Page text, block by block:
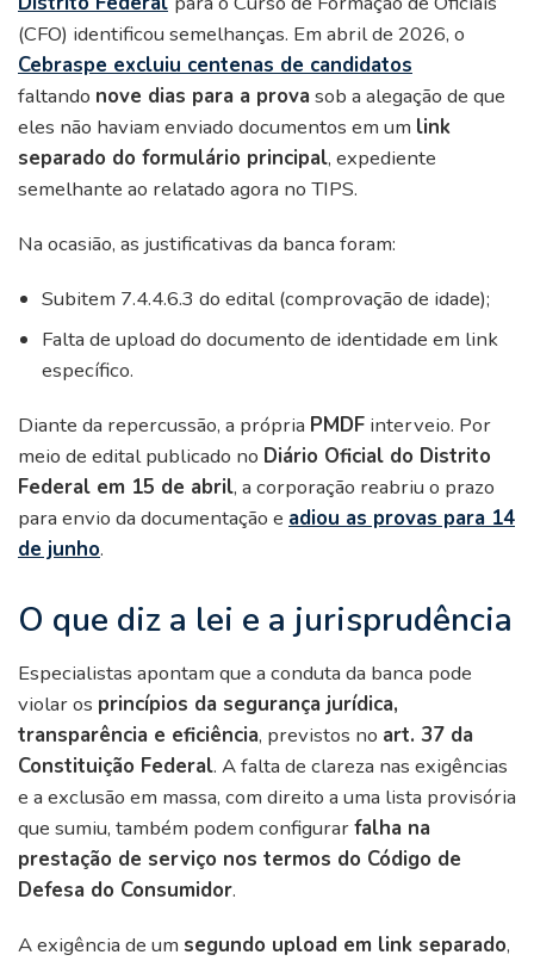
(CFO) identificou semelhanças. Em abril de 2026, o
Cebraspe excluiu centenas de candidatos
faltando nove dias para a prova sob a alegação de que
eles não haviam enviado documentos em um link
separado do formulário principal, expediente
semelhante ao relatado agora no TIPS.
Na ocasião, as justificativas da banca foram:
Subitem 7.4.4.6.3 do edital (comprovação de idade);
Falta de upload do documento de identidade em link
específico.
Diante da repercussão, a própria PMDF interveio. Por
meio de edital publicado no Diário Oficial do Distrito
Federal em 15 de abril, a corporação reabriu o prazo
para envio da documentação e adiou as provas para 14
de junho.
O que diz a lei e a jurisprudência
Especialistas apontam que a conduta da banca pode
violar os princípios da segurança jurídica,
transparência e eficiência, previstos no art. 37 da
Constituição Federal. A falta de clareza nas exigências
e a exclusão em massa, com direito a uma lista provisória
que sumiu, também podem configurarfalha na
prestação de serviço nos termos do Código de
Defesa do Consumidor.
A exigência de um segundo upload em link separado,